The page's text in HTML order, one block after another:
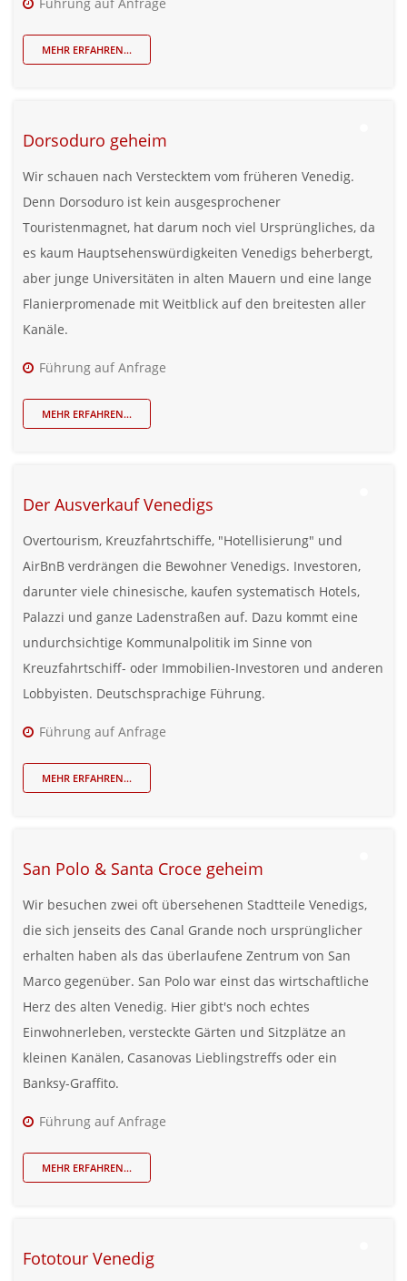
MEHR ERFAHREN...
Dorsoduro geheim
Wir schauen nach Verstecktem vom früheren Venedig.
Denn Dorsoduro ist kein ausgesprochener
Touristenmagnet, hat darum noch viel Ursprüngliches, da
es kaum Hauptsehenswürdigkeiten Venedigs beherbergt,
aber junge Universitäten in alten Mauern und eine lange
Flanierpromenade mit Weitblick auf den breitesten aller
Kanäle.
Führung auf Anfrage
MEHR ERFAHREN...
Der Ausverkauf Venedigs
Overtourism, Kreuzfahrtschiffe, "Hotellisierung" und
AirBnB verdrängen die Bewohner Venedigs. Investoren,
darunter viele chinesische, kaufen systematisch Hotels,
Palazzi und ganze Ladenstraßen auf. Dazu kommt eine
undurchsichtige Kommunalpolitik im Sinne von
Kreuzfahrtschiff- oder Immobilien-Investoren und anderen
Lobbyisten. Deutschsprachige Führung.
Führung auf Anfrage
MEHR ERFAHREN...
San Polo & Santa Croce geheim
Wir besuchen zwei oft übersehenen Stadtteile Venedigs,
die sich jenseits des Canal Grande noch ursprünglicher
erhalten haben als das überlaufene Zentrum von San
Marco gegenüber. San Polo war einst das wirtschaftliche
Herz des alten Venedig. Hier gibt's noch echtes
Einwohnerleben, versteckte Gärten und Sitzplätze an
kleinen Kanälen, Casanovas Lieblingstreffs oder ein
Banksy-Graffito.
Führung auf Anfrage
MEHR ERFAHREN...
Fototour Venedig